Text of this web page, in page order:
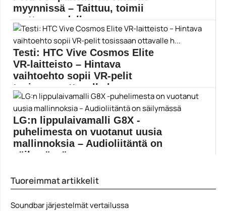
myynnissä – Taittuu, toimii
mutta on edelle...
Taittuvanäyttöinen Samsung Galaxy Fold -puhelin
julkistettiin jo alkuvuodesta....
Mobiili
Testi: HTC Vive Cosmos Elite
VR-laitteisto – Hintava
vaihtoehto sopii VR-pelit
tosissaan ottavalle h...
HTC Vive Cosmos Elite VR-laitteiston hinta on
Half-Life Alyx
LG:n lippulaivamalli G8X -
puhelimesta on vuotanut uusia
mallinnoksia – Audioliitäntä on
säilymässä
G8X -puhelimen,...
LG
Tuoreimmat artikkelit
Soundbar järjestelmät vertailussa